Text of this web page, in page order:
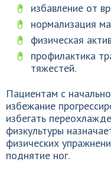
избавление от
нормализация
физическая
профилактика
тяжестей.
Пациентам с
избежание
избегать
физкультуры
физических
поднятие ног.